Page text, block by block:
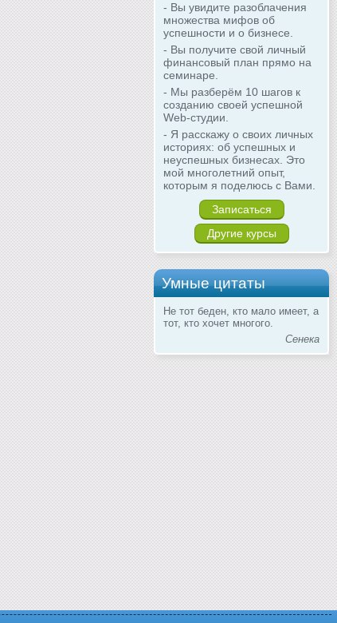
- Вы увидите разоблачения
множества мифов об
успешности и о бизнесе.
- Вы получите свой личный
финансовый план прямо на
семинаре.
- Мы разберём 10 шагов к
созданию своей успешной
Web-студии.
- Я расскажу о своих личных
историях: об успешных и
неуспешных бизнесах. Это
мой многолетний опыт,
которым я поделюсь с Вами.
Записаться
Другие курсы
Умные цитаты
Не тот беден, кто мало имеет, а
тот, кто хочет многого.
Сенека